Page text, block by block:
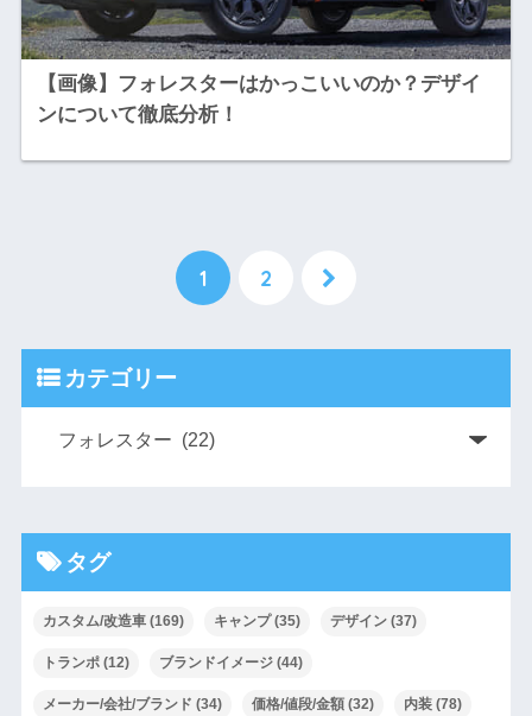
【画像】フォレスターはかっこいいのか？デザイ
ンについて徹底分析！
1 2
カテゴリー
タグ
カスタム/改造車(169) キャンプ(35) デザイン(37)
トランポ(12) ブランドイメージ(44)
メーカー/会社/ブランド (34) 価格/値段/金額(32) 内装(78)